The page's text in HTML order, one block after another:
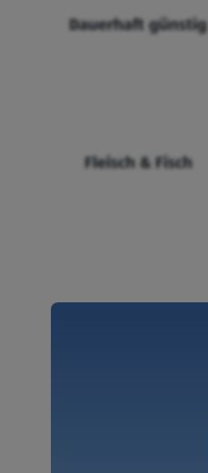
Dauerhaft günstig
Fleisch & Fisch